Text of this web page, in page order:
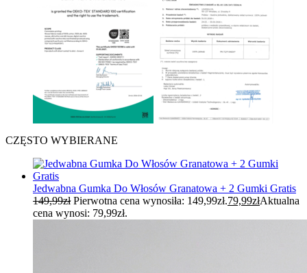
CZĘSTO WYBIERANE
Jedwabna Gumka Do Włosów Granatowa + 2 Gumki Gratis
149,99zł Pierwotna cena wynosiła: 149,99zł.79,99złAktualna
cena wynosi: 79,99zł.